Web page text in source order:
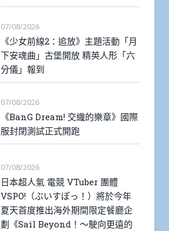
07/08/2026
《少女前線2：追放》主題活動「月
下安魂曲」古堡開放 精英人形「六
分儀」報到
07/08/2026
《BanG Dream! 交織的樂章》國際
服封閉測試正式開跑
07/08/2026
日本超人氣 電競 VTuber 團體
VSPO!（ぶいすぽっ！）將於今年
夏天首度推出海外期間限定餐廳企
劃《Sail Beyond！～駛向更遠的